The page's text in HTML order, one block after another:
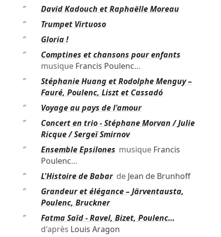
″
David Kadouch et Raphaëlle Moreau
″
Trumpet Virtuoso
″
Gloria !
″
Comptines et chansons pour enfants
musique Francis Poulenc…
″
Stéphanie Huang et Rodolphe Menguy –
Fauré, Poulenc, Liszt et Cassadó
″
Voyage au pays de l'amour
″
Concert en trio - Stéphane Morvan / Julie
Ricque / Sergeï Smirnov
″
Ensemble Epsilones musique Francis
Poulenc…
″
L'Histoire de Babarde Jean de Brunhoff
″
Grandeur et élégance – Järventausta,
Poulenc, Bruckner
″
Fatma Saïd - Ravel, Bizet, Poulenc…
d'après Louis Aragon